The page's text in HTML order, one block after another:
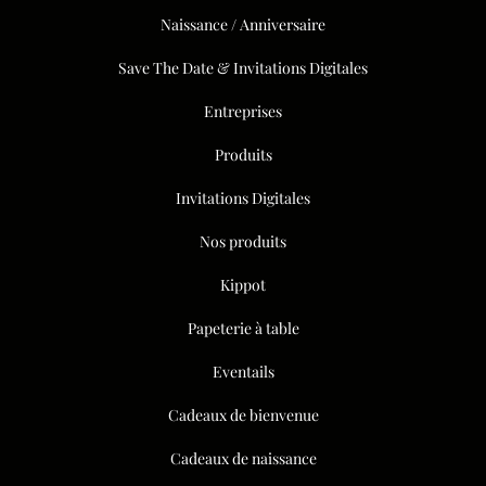
Naissance / Anniversaire
Save The Date & Invitations Digitales
Entreprises
Produits
Invitations Digitales
Nos produits
Kippot
Papeterie à table
Eventails
Cadeaux de bienvenue
Cadeaux de naissance